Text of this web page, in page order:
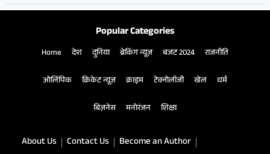
Popular Categories
Home देश दुनिया ब्रेकिंग न्यूज़ बजट 2024 राजनीति
ओलिंपिक क्रिकेट न्यूज़ क्राइम टेक्नोलॉजी खेल धर्म
बिज़नेस मनोरंजन शिक्षा
About Us Contact Us
Become an Author